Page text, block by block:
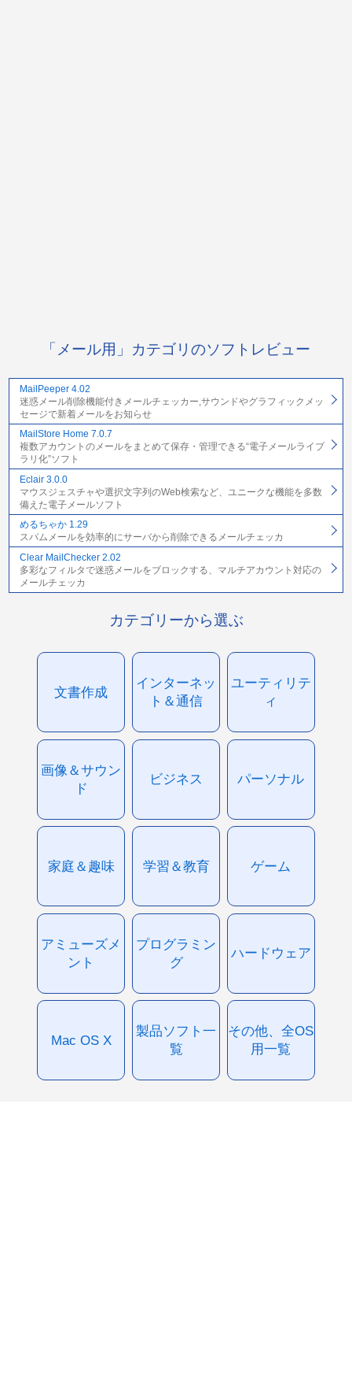
「メール用」カテゴリのソフトレビュー
MailPeeper 4.02
迷惑メール削除機能付きメールチェッカー,サウンドやグラフィックメッ
セージで新着メールをお知らせ
MailStore Home 7.0.7
複数アカウントのメールをまとめて保存・管理できる“電子メールライブ
ラリ化”ソフト
Eclair 3.0.0
マウスジェスチャや選択文字列のWeb検索など、ユニークな機能を多数
備えた電子メールソフト
めるちゃか 1.29
スパムメールを効率的にサーバから削除できるメールチェッカ
Clear MailChecker 2.02
多彩なフィルタで迷惑メールをブロックする、マルチアカウント対応の
メールチェッカ
カテゴリーから選ぶ
文書作成
インターネッ
ト＆通信
ユーティリテ
ィ
画像＆サウン
ド
ビジネス パーソナル
家庭＆趣味 学習＆教育 ゲーム
アミューズメ
ント
プログラミン
グ
ハードウェア
Mac OS X
製品ソフト一
覧
その他、全OS
用一覧